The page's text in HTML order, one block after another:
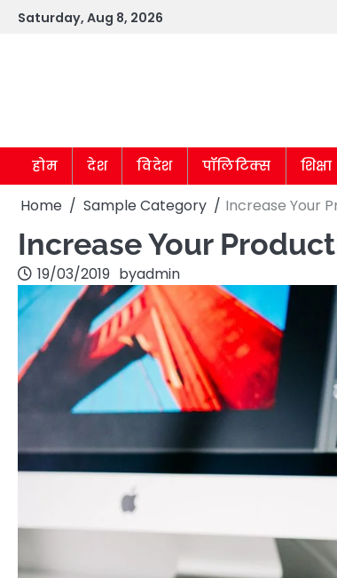
SkipSaturday, Aug 8, 2026
होम देश विदेश पॉलिटिक्स शिक्षा
Home Sample Category Increase Your
Increase Your
19/03/2019 byadmin